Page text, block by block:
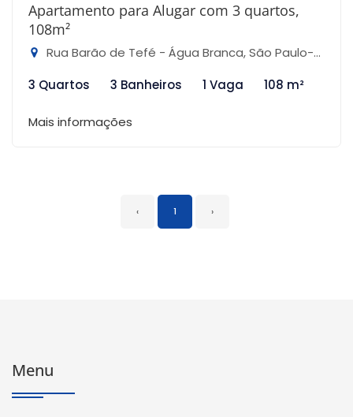
Apartamento para Alugar com 3 quartos,
108m²
Rua Barão de Tefé - Água Branca, São Paulo-SP
3 Quartos
3 Banheiros 1 Vaga 108 m²
Mais informações
‹ 1 ›
Menu